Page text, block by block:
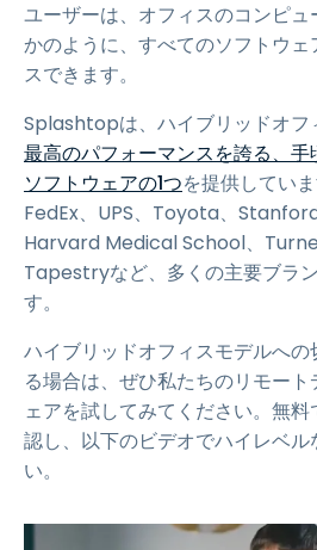
ユーザーは、オフィスのコンピ
かのように、すべてのソフトウ
スできます。
Splashtopは、ハイブリッドオフ
最高のパフォーマンスを誇る、
ソフトウェアの1つを提供してい
FedEx、UPS、Toyota、
Harvard Medical School、
Tapestryなど、多くの主要ブラ
す。
ハイブリッドオフィスモデルへ
る場合は、ぜひ私たちのリモー
ェアを試してみてください。無
認し、以下のビデオでハイレベル
い。